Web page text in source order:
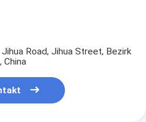
Road, Jihua Street, Bezirk
China